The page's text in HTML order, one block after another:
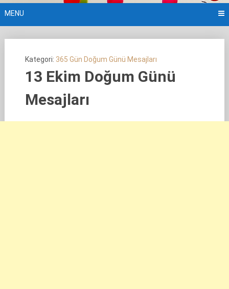
MENU
Kategori: 365 Gün Doğum Günü Mesajları
13 Ekim Doğum Günü
Mesajları